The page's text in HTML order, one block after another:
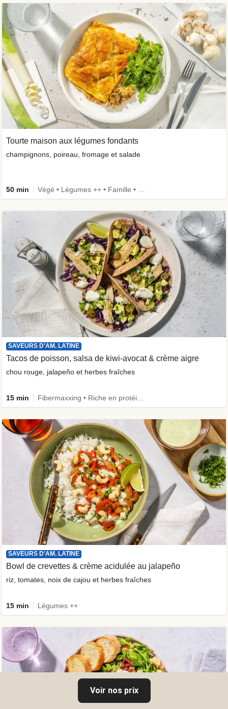
Tourte maison aux légumes fondants
champignons, poireau, fromage et salade
50 min
SAVEURS D'AM. LATINE
Tacos de poisson, salsa de kiwi-avocat & crème aigre
chou rouge, jalapeño et herbes fraîches
15 min
SAVEURS D'AM. LATINE
Bowl de crevettes & crème acidulée au jalapeño
riz, tomates, noix de cajou et herbes fraîches
15 min Légumes ++
Voir nos prix